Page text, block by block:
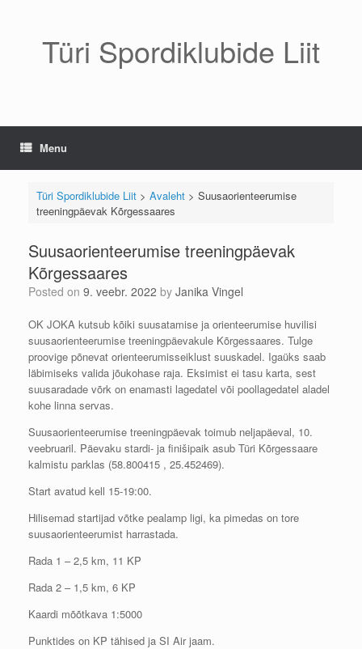
Türi Spordiklubide Liit
Menu
Türi Spordiklubide Liit> Avaleht> Suusaorienteerumise
treeningpäevak Kõrgessaares
Suusaorienteerumise treeningpäevak
Kõrgessaares
Posted on 9. veebr. 2022 by Janika Vingel
OK JOKA kutsub kõiki suusatamise ja orienteerumise huvilisi
suusaorienteerumise treeningpäevakule Kõrgessaares. Tulge
proovige põnevat orienteerumisseiklust suuskadel. Igaüks saab
läbimiseks valida jõukohase raja. Eksimist ei tasu karta, sest
suusaradade võrk on enamasti lagedatel või poollagedatel aladel
kohe linna servas.
Suusaorienteerumise treeningpäevak toimub neljapäeval, 10.
veebruaril. Päevaku stardi- ja finišipaik asub Türi Kõrgessaare
kalmistu parklas (58.800415 , 25.452469).
Start avatud kell 15-19:00.
Hilisemad startijad võtke pealamp ligi, ka pimedas on tore
suusaorienteerumist harrastada.
Rada 1 – 2,5 km, 11 KP
Rada 2 – 1,5 km, 6 KP
Kaardi mõõtkava 1:5000
Punktides on KP tähised ja SI Air jaam.